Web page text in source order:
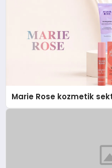
Marie Rose kozmetik